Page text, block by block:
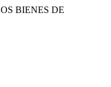
BIENES DE